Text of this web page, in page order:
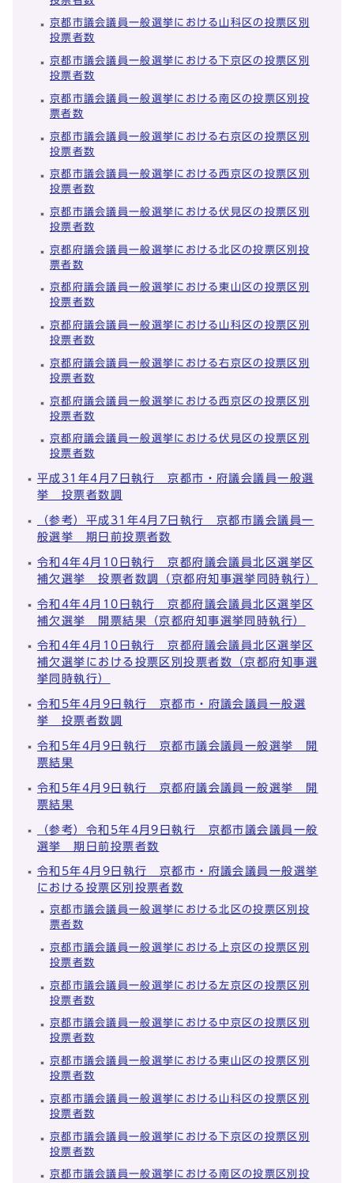
京都市議会議員一般選挙における山科区の投票区別
投票者数
京都市議会議員一般選挙における下京区の投票区別
投票者数
京都市議会議員一般選挙における南区の投票区別投
票者数
京都市議会議員一般選挙における右京区の投票区別
投票者数
京都市議会議員一般選挙における西京区の投票区別
投票者数
京都市議会議員一般選挙における伏見区の投票区別
投票者数
京都府議会議員一般選挙における北区の投票区別投
票者数
京都府議会議員一般選挙における東山区の投票区別
投票者数
京都府議会議員一般選挙における山科区の投票区別
投票者数
京都府議会議員一般選挙における右京区の投票区別
投票者数
京都府議会議員一般選挙における西京区の投票区別
投票者数
京都府議会議員一般選挙における伏見区の投票区別
投票者数
平成31年4月7日執行 京都市・府議会議員一般選
挙 投票者数調
（参考）平成31年4月7日執行 京都市議会議員一
般選挙 期日前投票者数
令和4年4月10日執行 京都府議会議員北区選挙区
補欠選挙 投票者数調（京都府知事選挙同時執行）
令和4年4月10日執行 京都府議会議員北区選挙区
補欠選挙 開票結果（京都府知事選挙同時執行）
令和4年4月10日執行 京都府議会議員北区選挙区
補欠選挙における投票区別投票者数（京都府知事選
挙同時執行）
令和5年4月9日執行 京都市・府議会議員一般選
挙 投票者数調
令和5年4月9日執行 京都市議会議員一般選挙 開
票結果
令和5年4月9日執行 京都府議会議員一般選挙 開
票結果
（参考）令和5年4月9日執行 京都市議会議員一般
選挙 期日前投票者数
令和5年4月9日執行 京都市・府議会議員一般選挙
における投票区別投票者数
京都市議会議員一般選挙における北区の投票区別投
票者数
京都市議会議員一般選挙における上京区の投票区別
投票者数
京都市議会議員一般選挙における左京区の投票区別
投票者数
京都市議会議員一般選挙における中京区の投票区別
投票者数
京都市議会議員一般選挙における東山区の投票区別
投票者数
京都市議会議員一般選挙における山科区の投票区別
投票者数
京都市議会議員一般選挙における下京区の投票区別
投票者数
京都市議会議員一般選挙における南区の投票区別投